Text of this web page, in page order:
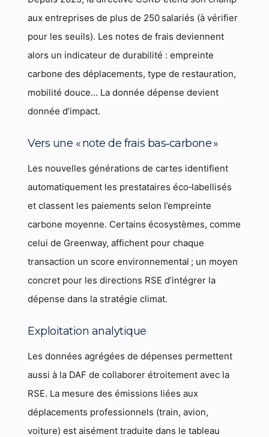
aux entreprises de plus de 250 salariés (à vérifier
pour les seuils). Les notes de frais deviennent
alors un indicateur de durabilité : empreinte
carbone des déplacements, type de restauration,
mobilité douce... La donnée dépense devient
donnée d’impact.
Vers une « note de frais bas‑carbone »
Les nouvelles générations de cartes identifient
automatiquement les prestataires éco‑labellisés
et classent les paiements selon l’empreinte
carbone moyenne. Certains écosystèmes, comme
celui de Greenway, affichent pour chaque
transaction un score environnemental ; un moyen
concret pour les directions RSE d’intégrer la
dépense dans la stratégie climat.
Exploitation analytique
Les données agrégées de dépenses permettent
aussi à la DAF de collaborer étroitement avec la
RSE. La mesure des émissions liées aux
déplacements professionnels (train, avion,
voiture) est aisément traduite dans le tableau